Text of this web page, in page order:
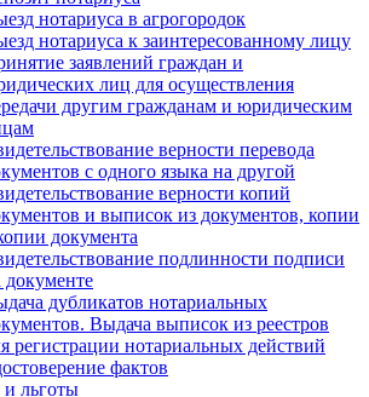
нотариуса в агрогородок
нотариуса к заинтересованному лицу
заявлений граждан и
лиц для осуществления
другим гражданам и юридическим
верности перевода
с одного языка на другой
верности копий
и выписок из документов, копии
документа
подлинности подписи
документе
дубликатов нотариальных
Выдача выписок из реестров
регистрации нотариальных действий
фактов
льготы